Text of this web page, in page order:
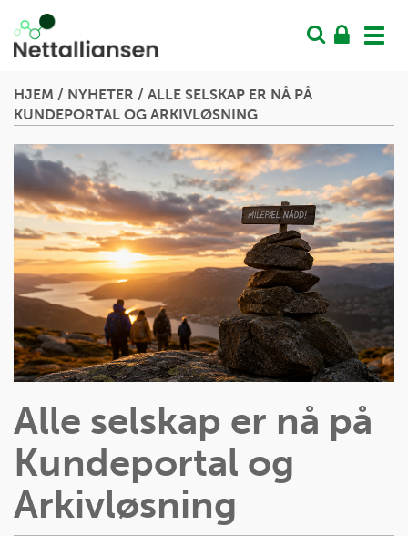
Vis
HJEM / NYHETER / ALLE SELSKAP ER NÅ PÅ
KUNDEPORTAL OG ARKIVLØSNING
Alle selskap er nå på
Kundeportal og
Arkivløsning